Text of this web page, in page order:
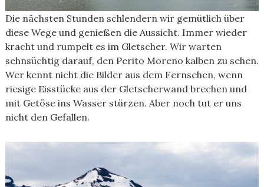
Die nächsten Stunden schlendern wir gemütlich über
diese Wege und genießen die Aussicht. Immer wieder
kracht und rumpelt es im Gletscher. Wir warten
sehnsüchtig darauf, den Perito Moreno kalben zu sehen.
Wer kennt nicht die Bilder aus dem Fernsehen, wenn
riesige Eisstücke aus der Gletscherwand brechen und
mit Getöse ins Wasser stürzen. Aber noch tut er uns
nicht den Gefallen.